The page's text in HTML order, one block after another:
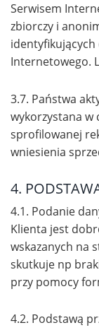
Serwisem
zbiorczy i
Internetowego.
3.7. Państwa
wykorzystana w
sprofilowanej
wniesienia
4.
4.1. Podanie
Klienta jest
wskazanych na
skutkuje np
przy pomocy
4.2. Podstawą